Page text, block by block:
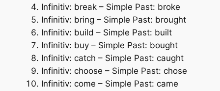
Infinitiv: break – Simple Past: broke
Infinitiv: bring – Simple Past: brought
Infinitiv: build – Simple Past: built
Infinitiv: buy – Simple Past: bought
Infinitiv: catch – Simple Past: caught
Infinitiv: choose – Simple Past: chose
Infinitiv: come – Simple Past: came